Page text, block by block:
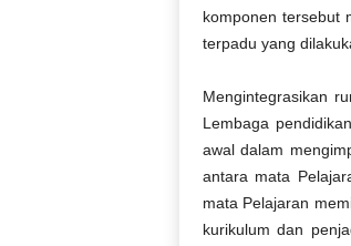
komponen tersebut
terpadu yang
Mengintegrasikan
Lembaga pendidikan
awal dalam
antara mata
mata Pelajaran
kurikulum dan